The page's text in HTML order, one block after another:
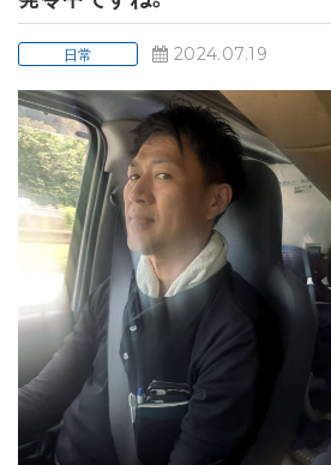
日常 2024.07.19